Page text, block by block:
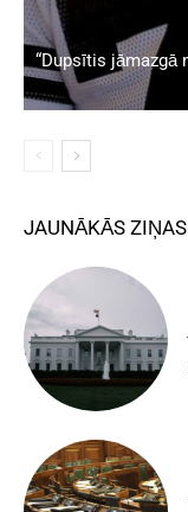
“Dupsītis jāmazgā
JAUNĀKĀS ZIŅAS